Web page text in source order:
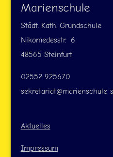
Marienschule
Städt. Kath. Grundschule
Nikomedesstr. 6
48565 Steinfurt
02552 925670
sekretariat@marienschule-
Aktuelles
Impressum